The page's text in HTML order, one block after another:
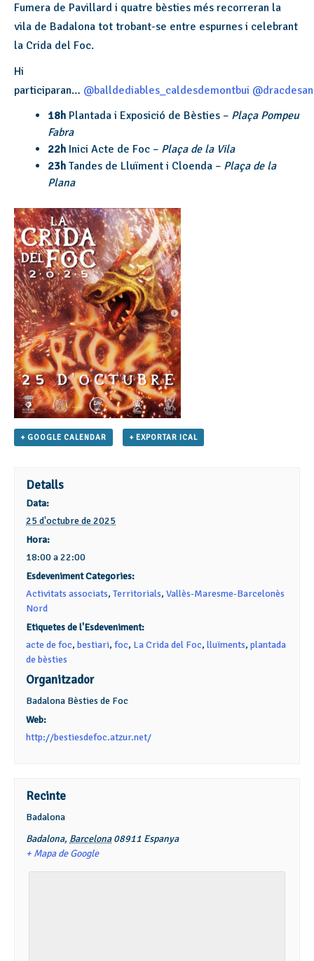
Fumera de Pavillard i quatre bèsties més recorreran la
vila de Badalona tot trobant-se entre espurnes i celebrant
la Crida del Foc.
Hi
participaran… @balldediables_caldesdemontbui
18h Plantada i Exposició de Bèsties – Plaça Pompeu
Fabra
22h Inici Acte de Foc – Plaça de la Vila
23h Tandes de Lluïment i Cloenda – Plaça de la
Plana
+ GOOGLE CALENDAR + EXPORTAR ICAL
Detalls
Data:
25 d'octubre de 2025
Hora:
18:00 a 22:00
Esdeveniment Categories:
Activitats associats,Territorials,Vallès-Maresme-Barcelonès
Nord
Etiquetes de l'Esdeveniment:
acte de foc,bestiari,foc, La Crida del Foc,lluïments,plantada
de bèsties
Organitzador
Badalona Bèsties de Foc
Web:
http://bestiesdefoc.atzur.net/
Recinte
Badalona
Badalona, Barcelona 08911 Espanya
+ Mapa de Google